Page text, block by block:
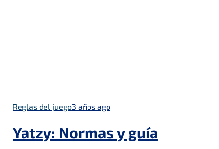
Reglas del juego3 años ago
Yatzy: Normas y guía